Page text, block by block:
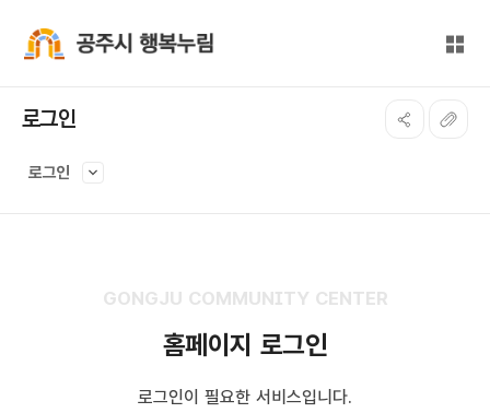
전체
로그인
로그인
GONGJU COMMUNITY CENTER
홈페이지 로그인
로그인이 필요한 서비스입니다.